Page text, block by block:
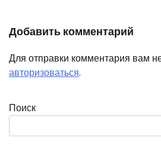
Добавить комментарий
Для отправки комментария вам
авторизоваться.
Поиск